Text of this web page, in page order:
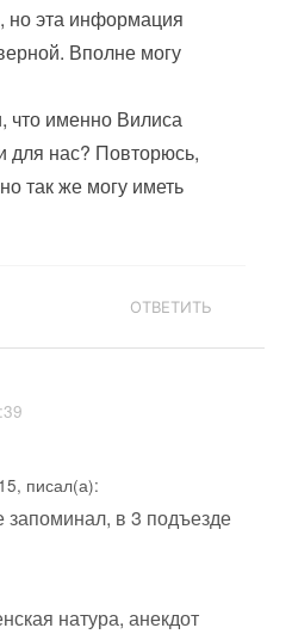
но эта информация
Вполне могу
что именно Вилиса
для нас? Повторюсь,
так же могу иметь
ОТВЕТИТЬ
писал(а):
запоминал, в 3 подъезде
натура, анекдот